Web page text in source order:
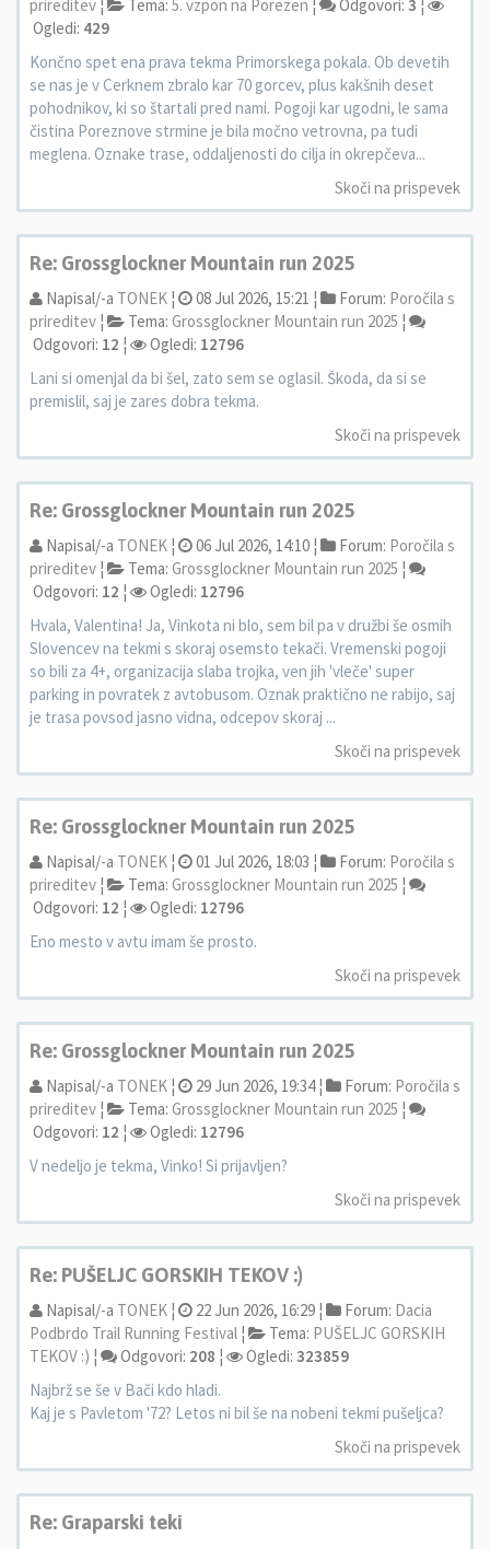
prireditev ¦ Tema: 5. vzpon na Porezen ¦ Odgovori: 3 ¦
Ogledi: 429
Končno spet ena prava tekma Primorskega pokala. Ob devetih
se nas je v Cerknem zbralo kar 70 gorcev, plus kakšnih deset
pohodnikov, ki so štartali pred nami. Pogoji kar ugodni, le sama
čistina Poreznove strmine je bila močno vetrovna, pa tudi
meglena. Oznake trase, oddaljenosti do cilja in okrepčeva...
Skoči na prispevek
Re: Grossglockner Mountain run 2025
Napisal/-a TONEK ¦ 08 Jul 2026, 15:21 ¦ Forum: Poročila s
prireditev ¦ Tema: Grossglockner Mountain run 2025 ¦
Odgovori: 12 ¦ Ogledi: 12796
Lani si omenjal da bi šel, zato sem se oglasil. Škoda, da si se
premislil, saj je zares dobra tekma.
Skoči na prispevek
Re: Grossglockner Mountain run 2025
Napisal/-a TONEK ¦ 06 Jul 2026, 14:10 ¦ Forum: Poročila s
prireditev ¦ Tema: Grossglockner Mountain run 2025 ¦
Odgovori: 12 ¦ Ogledi: 12796
Hvala, Valentina! Ja, Vinkota ni blo, sem bil pa v družbi še osmih
Slovencev na tekmi s skoraj osemsto tekači. Vremenski pogoji
so bili za 4+, organizacija slaba trojka, ven jih 'vleče' super
parking in povratek z avtobusom. Oznak praktično ne rabijo, saj
je trasa povsod jasno vidna, odcepov skoraj ...
Skoči na prispevek
Re: Grossglockner Mountain run 2025
Napisal/-a TONEK ¦ 01 Jul 2026, 18:03 ¦ Forum: Poročila s
prireditev ¦ Tema: Grossglockner Mountain run 2025 ¦
Odgovori: 12 ¦ Ogledi: 12796
Eno mesto v avtu imam še prosto.
Skoči na prispevek
Re: Grossglockner Mountain run 2025
Napisal/-a TONEK ¦ 29 Jun 2026, 19:34 ¦ Forum: Poročila s
prireditev ¦ Tema: Grossglockner Mountain run 2025 ¦
Odgovori: 12 ¦ Ogledi: 12796
V nedeljo je tekma, Vinko! Si prijavljen?
Skoči na prispevek
Re: PUŠELJC GORSKIH TEKOV :)
Napisal/-a TONEK ¦ 22 Jun 2026, 16:29 ¦ Forum: Dacia
Podbrdo Trail Running Festival ¦ Tema: PUŠELJC GORSKIH
TEKOV :) ¦ Odgovori: 208 ¦ Ogledi: 323859
Najbrž se še v Bači kdo hladi.
Kaj je s Pavletom '72? Letos ni bil še na nobeni tekmi pušeljca?
Skoči na prispevek
Re: Graparski teki